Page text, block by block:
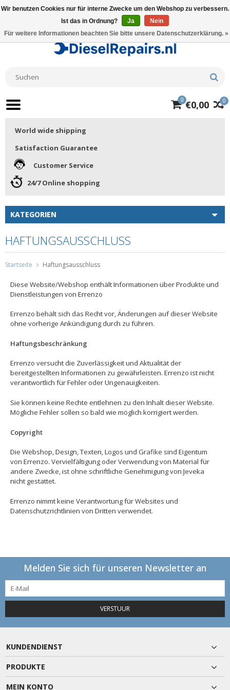
0
0 €0,00
World wide shipping
Satisfaction Guarantee
Customer Service
24/7 Online shopping
KATEGORIEN
HAFTUNGSAUSSCHLUSS
Startseite Haftungsausschluss
Diese Website/Webshop enthält Informationen über Produkte und
Dienstleistungen von Errenzo
Errenzo behält sich das Recht vor, Änderungen auf dieser Website
ohne vorherige Ankündigung durch zu führen.
Haftungsbeschränkung
Errenzo versucht die Zuverlässigkeit und Aktualität der
bereitgestellten Informationen zu gewährleisten. Errenzo ist nicht
verantwortlich für Fehler oder Ungenauigkeiten.
Sie können keine Rechte entlehnen zu den Inhalt dieser Website.
Mögliche Fehler sollen so bald wie möglich korrigiert werden.
Copyright
Die Webshop, Design, Texten, Logos und Grafike sind Eigentum
von Errenzo. Vervielfältigung oder Verwendung von Material für
andere Zwecke, ist ohne schriftliche Genehmigung von Jeveka
nicht gestattet.
Errenzo nimmt keine Verantwortung für Websites und
Datenschutzrichtlinien von Dritten verwendet.
Melden Sie sich für unseren Newsletter an
VERSTUUR
KUNDENDIENST
PRODUKTE
MEIN KONTO
Wir benutzen Cookies nur für interne Zwecke um den Webshop zu verbessern.
Ist das in Ordnung?
Ja
Nein
Für weitere Informationen beachten Sie bitte unsere Datenschutzerklärung. »